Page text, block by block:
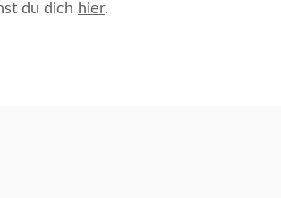
du dich hier.